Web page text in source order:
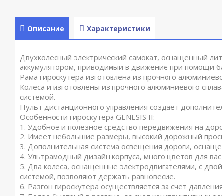
Описание Характеристики
Двухколесный электрический самокат, оснащенный
аккумулятором, приводимый в движение при помощи
Рама гироскутера изготовлена из прочного
Колеса и изготовлены из прочного алюминиевого
системой.
Пульт дистанционного управления создает
Особенности гироскутера GENESIS II:
1. Удобное и полезное средство передвижения на
2. Имеет небольшие размеры, высокий дорожный
3. Дополнительная система освещения дороги,
4. Ультрамодный дизайн корпуса, много цветов для
5. Два колеса, оснащенные электродвигателями, с
системой, позволяют держать равновесие.
6. Разгон гироскутера осуществляется за счет